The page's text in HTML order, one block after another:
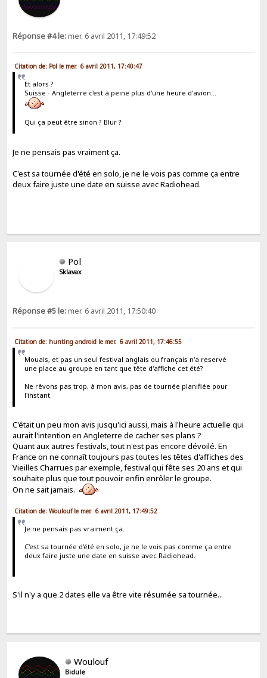
Réponse #4 le:mer. 6 avril 2011, 17:49:52
Citation de: Pol le mer. 6 avril 2011, 17:40:47
Et alors ?
Suisse - Angleterre c'est à peine plus d'une heure d'avion...
Qui ça peut être sinon ? Blur ?
Je ne pensais pas vraiment ça.
C'est sa tournée d'été en solo, je ne le vois pas comme ça entre
deux faire juste une date en suisse avec Radiohead.
Pol
Sklavax
Réponse #5 le:mer. 6 avril 2011, 17:50:40
Citation de: hunting android le mer. 6 avril 2011, 17:46:55
Mouais, et pas un seul festival anglais ou français n'a reservé
une place au groupe en tant que tête d'affiche cet été?
Ne rêvons pas trop, à mon avis, pas de tournée planifiée pour
l'instant.
C'était un peu mon avis jusqu'ici aussi, mais à l'heure actuelle qui
aurait l'intention en Angleterre de cacher ses plans ?
Quant aux autres festivals, tout n'est pas encore dévoilé. En
France on ne connaît toujours pas toutes les têtes d'affiches des
Vieilles Charrues par exemple, festival qui fête ses 20 ans et qui
souhaite plus que tout pouvoir enfin enrôler le groupe.
On ne sait jamais.
Citation de: Woulouf le mer. 6 avril 2011, 17:49:52
Je ne pensais pas vraiment ça.
C'est sa tournée d'été en solo, je ne le vois pas comme ça entre
deux faire juste une date en suisse avec Radiohead.
S'il n'y a que 2 dates elle va être vite résumée sa tournée...
Woulouf
Bidule